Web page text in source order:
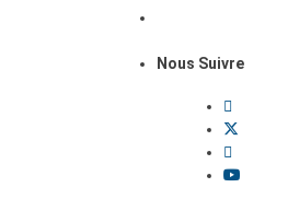
Nous Suivre